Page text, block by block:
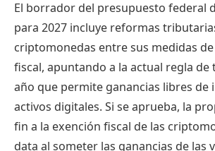
El borrador del presupuesto federal
para 2027 incluye reformas
criptomonedas entre sus medidas
fiscal, apuntando a la actual regla de
año que permite ganancias libres de
activos digitales. Si se aprueba, la
fin a la exención fiscal de las
data al someter las ganancias de las